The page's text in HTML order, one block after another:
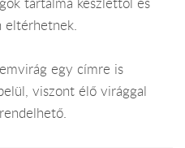
eltérhetnek.
egy címre is
viszont élő virággal